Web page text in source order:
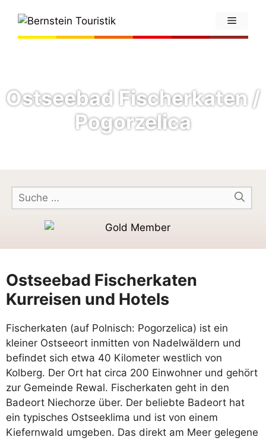
Ostseebad Fischerkaten /
Pogorzelica
Ostseebad Fischerkaten
Kurreisen und Hotels
Fischerkaten (auf Polnisch: Pogorzelica) ist ein
kleiner Ostseeort inmitten von Nadelwäldern und
befindet sich etwa 40 Kilometer westlich von
Kolberg. Der Ort hat circa 200 Einwohner und gehört
zur Gemeinde Rewal. Fischerkaten geht in den
Badeort Niechorze über. Der beliebte Badeort hat
ein typisches Ostseeklima und ist von einem
Kiefernwald umgeben. Das direkt am Meer gelegene